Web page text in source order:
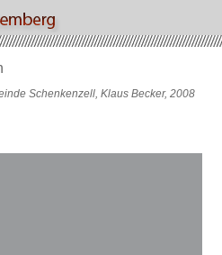
Schenkenzell, Klaus Becker, 2008